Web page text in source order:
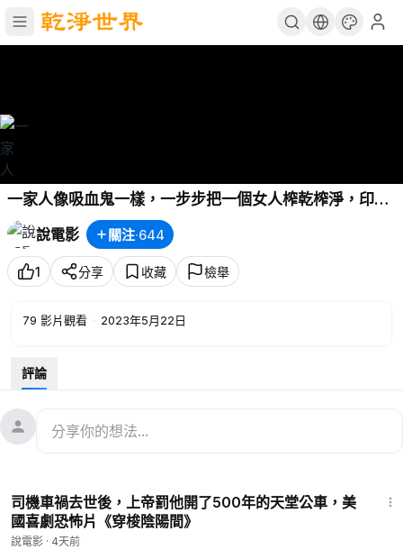
一家人像吸血鬼一樣，一步步把一個女人榨乾榨淨，印度
經典電影《雲遮星》
說電影
關注·644
1 分享 收藏 檢舉
79 影片觀看 · 2023年5月22日
評論
司機車禍去世後，上帝罰他開了500年的天堂公車，美
國喜劇恐怖片《穿梭陰陽間》
說電影 · 4天前